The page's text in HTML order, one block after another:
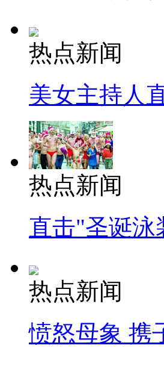
热点新闻
美女主持人
热点新闻
直击"圣诞泳
热点新闻
愤怒母象 携